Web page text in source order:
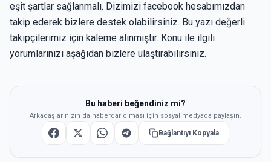
eşit şartlar sağlanmalı. Dizimizi facebook hesabımızdan
takip ederek bizlere destek olabilirsiniz. Bu yazı değerli
takipçilerimiz için kaleme alınmıştır. Konu ile ilgili
yorumlarınızı aşağıdan bizlere ulaştırabilirsiniz.
Bu haberi beğendiniz mi?
Arkadaşlarınızın da haberdar olması için sosyal medyada paylaşın.
Bağlantıyı Kopyala